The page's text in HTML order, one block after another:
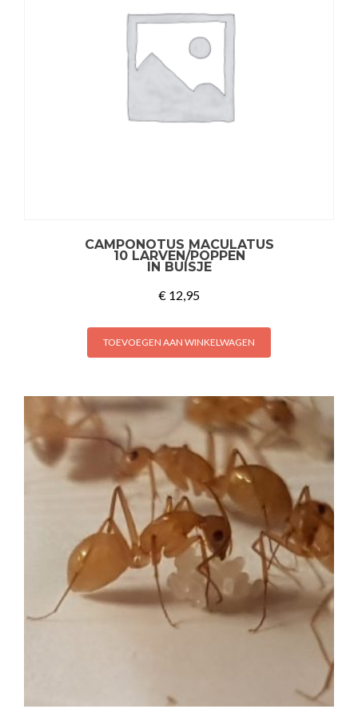
CAMPONOTUS MACULATUS
10 LARVEN/POPPEN
IN BUISJE
€ 12,95
TOEVOEGEN AAN WINKELWAGEN